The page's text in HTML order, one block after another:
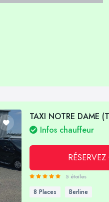
TAXI NOTRE DAME
Infos chauffeur
5 étoiles
8 Places Berline